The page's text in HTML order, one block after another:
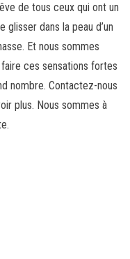
de tous ceux qui ont un
glisser dans la peau d’un
Et nous sommes
ces sensations fortes
nombre. Contactez-nous
plus. Nous sommes à